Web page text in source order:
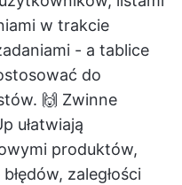
w trakcie
- a tablice
do
🙌 Zwinne
ułatwiają
produktów,
zaległości